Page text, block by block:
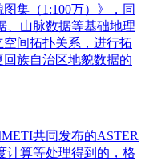
集（1:100万）》，同
、山脉数据等基础地理
间拓扑关系，进行拓
族自治区地貌数据的
共同发布的ASTER
计算等处理得到的，格